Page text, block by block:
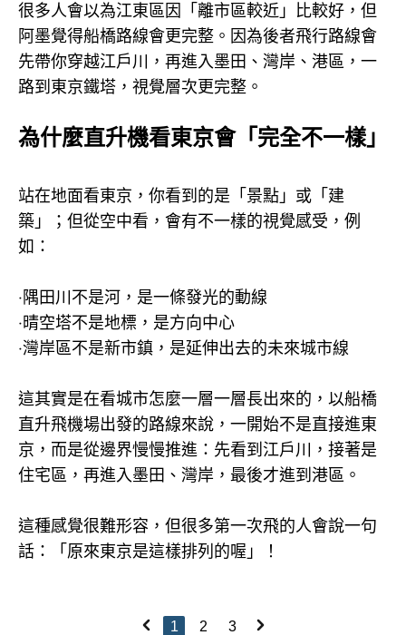
很多人會以為江東區因「離市區較近」比較好，但
阿墨覺得船橋路線會更完整。因為後者飛行路線會
先帶你穿越江戶川，再進入墨田、灣岸、港區，一
路到東京鐵塔，視覺層次更完整。
為什麼直升機看東京會「完全不一樣」
站在地面看東京，你看到的是「景點」或「建
築」；但從空中看，會有不一樣的視覺感受，例
如：
‧隅田川不是河，是一條發光的動線
‧晴空塔不是地標，是方向中心
‧灣岸區不是新市鎮，是延伸出去的未來城市線
這其實是在看城市怎麼一層一層長出來的，以船橋
直升飛機場出發的路線來說，一開始不是直接進東
京，而是從邊界慢慢推進：先看到江戶川，接著是
住宅區，再進入墨田、灣岸，最後才進到港區。
這種感覺很難形容，但很多第一次飛的人會說一句
話：「原來東京是這樣排列的喔」！
1 2 3